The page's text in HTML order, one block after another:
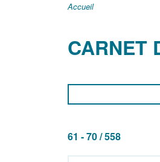
Accueil
CARNET
61 - 70 / 558